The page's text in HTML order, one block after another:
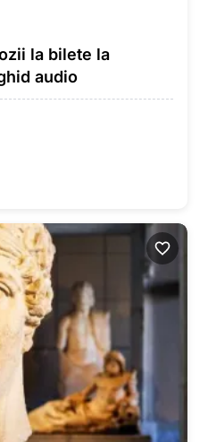
la bilete la
audio